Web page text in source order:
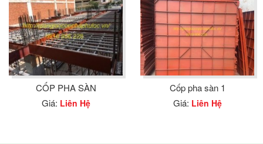
CỐP PHA SÀN
Giá: Liên Hệ
Cốp pha sàn 1
Giá: Liên Hệ